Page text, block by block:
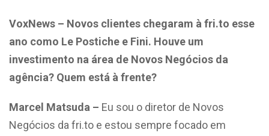
VoxNews – Novos clientes chegaram à fri.to esse
ano como Le Postiche e Fini. Houve um
investimento na área de Novos Negócios da
agência? Quem está à frente?
Marcel Matsuda – Eu sou o diretor de Novos
Negócios da fri.to e estou sempre focado em